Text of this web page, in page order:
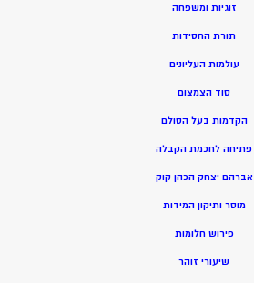
זוגיות ומשפחה
תורת החסידות
עולמות העליונים
סוד הצמצום
הקדמות בעל הסולם
פתיחה לחכמת הקבלה
אברהם יצחק הכהן קוק
מוסר ותיקון המידות
פירוש חלומות
שיעורי זוהר